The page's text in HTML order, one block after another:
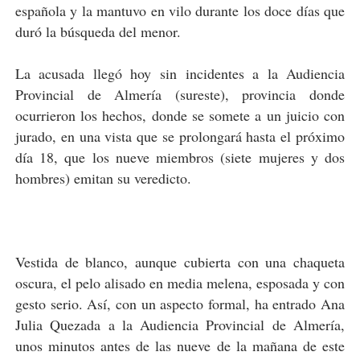
española y la mantuvo en vilo durante los doce días que
duró la búsqueda del menor.
La acusada llegó hoy sin incidentes a la Audiencia
Provincial de Almería (sureste), provincia donde
ocurrieron los hechos, donde se somete a un juicio con
jurado, en una vista que se prolongará hasta el próximo
día 18, que los nueve miembros (siete mujeres y dos
hombres) emitan su veredicto.
Vestida de blanco, aunque cubierta con una chaqueta
oscura, el pelo alisado en media melena, esposada y con
gesto serio. Así, con un aspecto formal, ha entrado Ana
Julia Quezada a la Audiencia Provincial de Almería,
unos minutos antes de las nueve de la mañana de este